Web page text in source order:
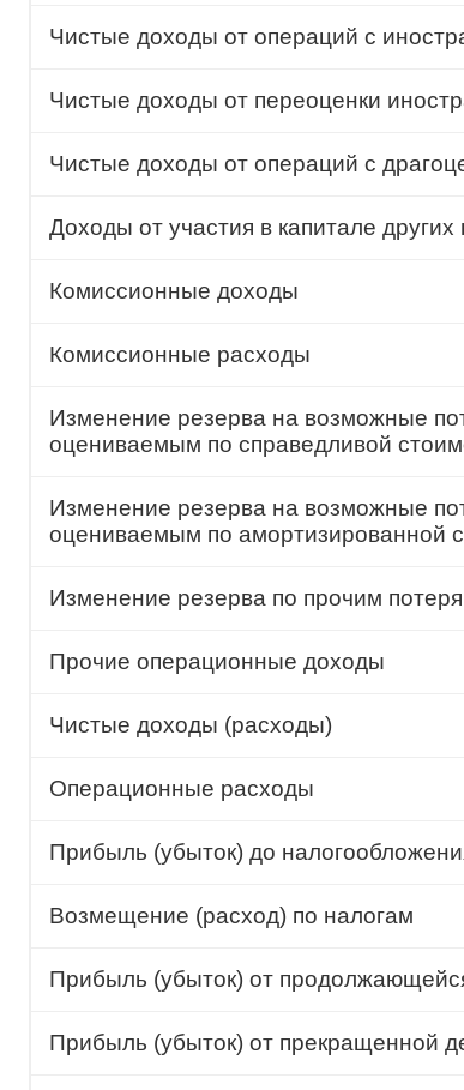
Чистые доходы от операций с
Чистые доходы от переоценки
Чистые доходы от операций с
Доходы от участия в капитале
Комиссионные доходы
Комиссионные расходы
Изменение резерва на возможные
оцениваемым по справедливой
Изменение резерва на возможные
оцениваемым по амортизированной
Изменение резерва по прочим
Прочие операционные доходы
Чистые доходы (расходы)
Операционные расходы
Прибыль (убыток) до
Возмещение (расход) по налогам
Прибыль (убыток) от
Прибыль (убыток) от прекращенной